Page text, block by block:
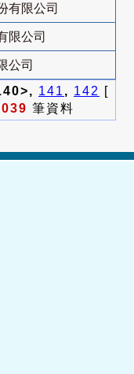
有限公司
限公司
公司
141 , 142
[
筆資料